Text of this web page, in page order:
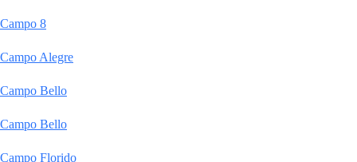
Campo 8
Campo Alegre
Campo Bello
Campo Bello
Campo Florido